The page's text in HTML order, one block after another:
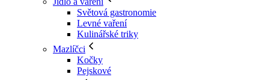
Světová gastronomie
Levné vaření
Kulinářské triky
Mazlíčci
Kočky
Pejskové